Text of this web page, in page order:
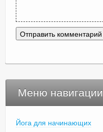
Меню навигации
Йога для начинающих